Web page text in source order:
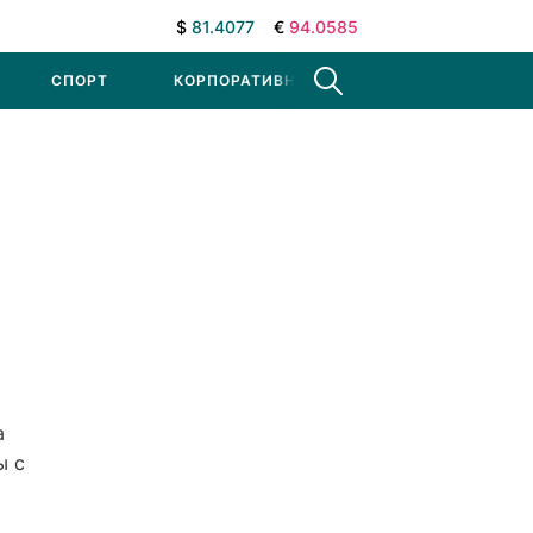
$ 81.4077 € 94.0585
СПОРТ КОРПОРАТИВНЫЕ НОВОСТИ
с